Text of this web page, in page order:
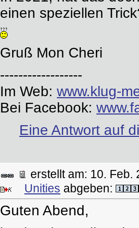
einen speziellen
Gruß Mon Cheri
------------------
Im Web: www.klug-
Bei Facebook:
Eine Antwort auf
erstellt am: 10.
Unities abgeben:
Guten Abend,